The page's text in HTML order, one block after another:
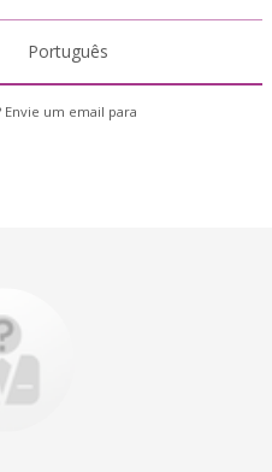
Português
um email para